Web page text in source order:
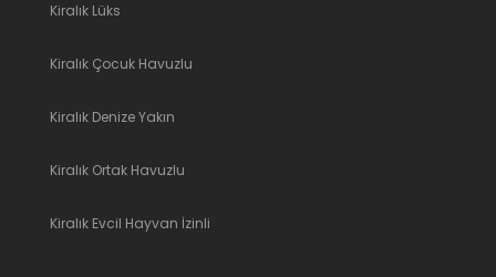
Kiralık Lüks
Kiralık Çocuk Havuzlu
Kiralık Denize Yakın
Kiralık Ortak Havuzlu
Kiralık Evcil Hayvan İzinli